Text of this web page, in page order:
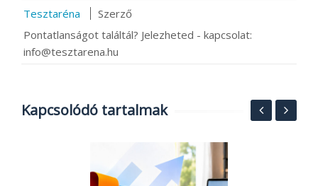
Tesztaréna
Szerző
Pontatlanságot találtál? Jelezheted - kapcsolat:
info@tesztarena.hu
Kapcsolódó tartalmak